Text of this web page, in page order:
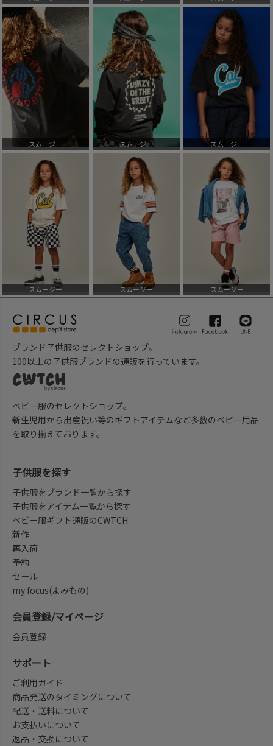
スムージー スムージー スムージー
スムージー スムージー スムージー
ブランド子供服のセレクトショップ。
100以上の子供服ブランドの通販を行っています。
ベビー服のセレクトショップ。
新生児用から出産祝い等のギフトアイテムなど多数のベビー用品
を取り揃えております。
子供服を探す
子供服をブランド一覧から探す
子供服をアイテム一覧から探す
ベビー服ギフト通販のCWTCH
新作
再入荷
予約
セール
my focus(よみもの)
会員登録/マイページ
会員登録
サポート
ご利用ガイド
商品発送のタイミングについて
配送・送料について
お支払いについて
返品・交換について